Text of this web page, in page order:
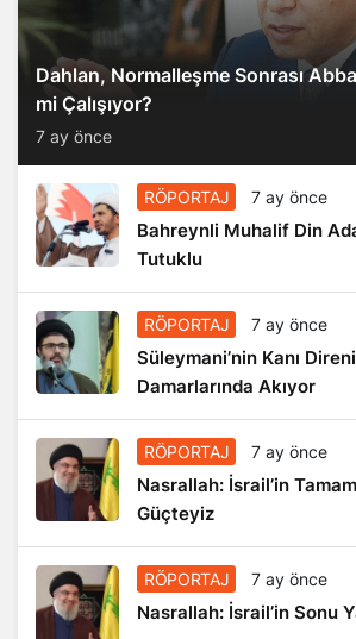
Dahlan, Normalleşme Sonrası
mi Çalışıyor?
7 ay önce
RÖPORTAJ 7 ay önce
Bahreynli Muhalif Din
Tutuklu
RÖPORTAJ 7 ay önce
Süleymani’nin Kanı
Damarlarında Akıyor
RÖPORTAJ 7 ay önce
Nasrallah: İsrail’in
Güçteyiz
RÖPORTAJ 7 ay önce
Nasrallah: İsrail’in Sonu